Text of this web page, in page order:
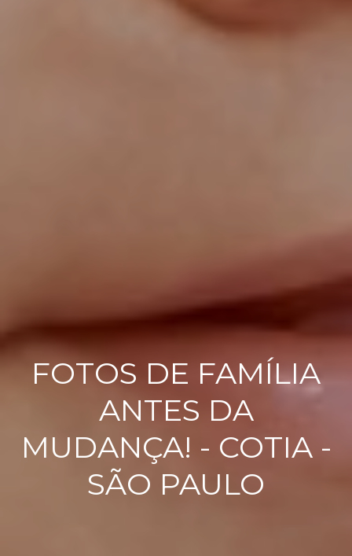
FOTOS DE FAMÍLIA
ANTES DA
MUDANÇA! - COTIA -
SÃO PAULO